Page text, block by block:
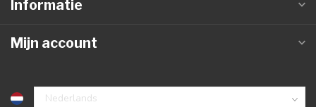
Informatie
Mijn account